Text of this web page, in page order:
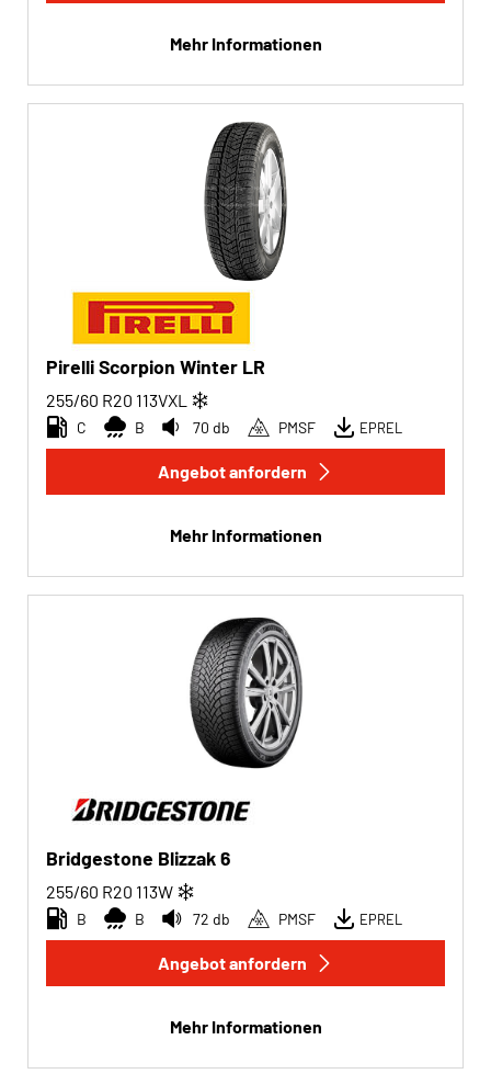
Mehr Informationen
Pirelli Scorpion Winter LR
255/60 R20 113VXL
C B 70 db PMSF EPREL
Angebot anfordern
Mehr Informationen
Bridgestone Blizzak 6
255/60 R20 113W
B B 72 db PMSF EPREL
Angebot anfordern
Mehr Informationen